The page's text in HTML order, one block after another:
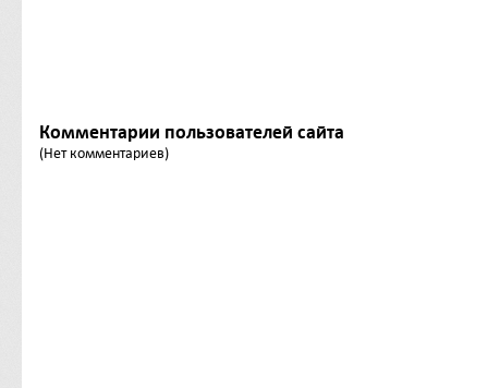
Комментарии пользователей сайта
(Нет комментариев)